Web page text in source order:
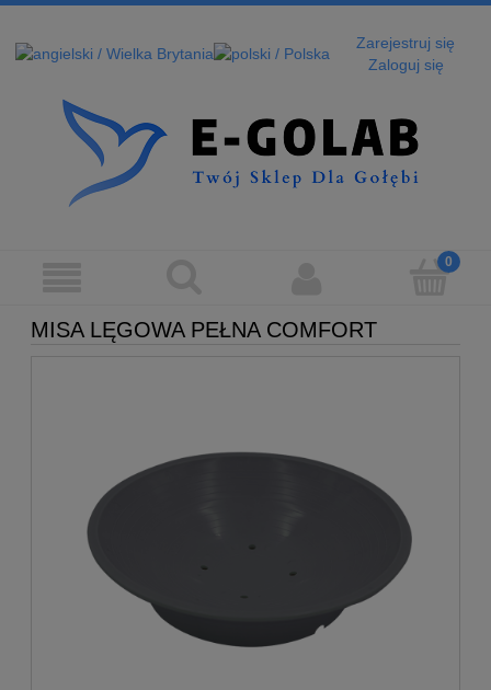
Zarejestruj się
Zaloguj się
MISA LĘGOWA PEŁNA COMFORT